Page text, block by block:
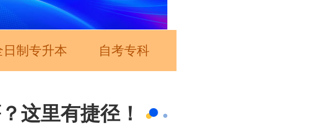
日制专升本 自考专科
这里有捷径！